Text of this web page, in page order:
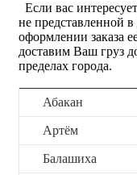
Если вас
не представленной
оформлении заказа
доставим Ваш груз
пределах города.
Абакан
Артём
Балашиха